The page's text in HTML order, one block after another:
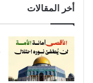
أخر المقالات